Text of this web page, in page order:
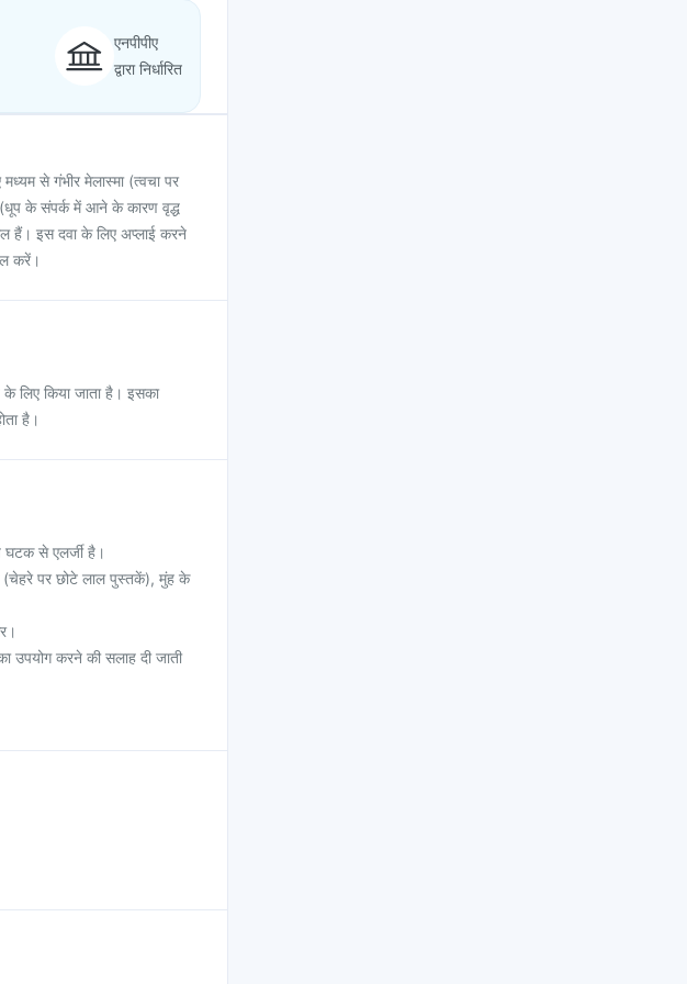
एनपीपीए
द्वारा निर्धारित
से गंभीर मेलास्मा (त्वचा पर
के संपर्क में आने के कारण वृद्ध
हैं। इस दवा के लिए अप्लाई करने
करें।
लिए किया जाता है। इसका
है।
घटक से एलर्जी है।
(चेहरे पर छोटे लाल पुस्तकें), मुंह के
करने की सलाह दी जाती